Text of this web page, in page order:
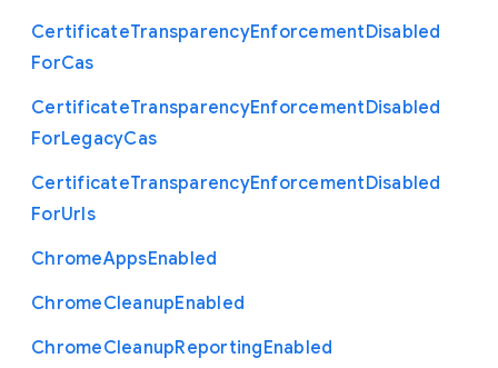
CertificateTransparencyEnforcementDisabled
ForCas
CertificateTransparencyEnforcementDisabled
ForLegacyCas
CertificateTransparencyEnforcementDisabled
ForUrls
ChromeAppsEnabled
ChromeCleanupEnabled
ChromeCleanupReportingEnabled